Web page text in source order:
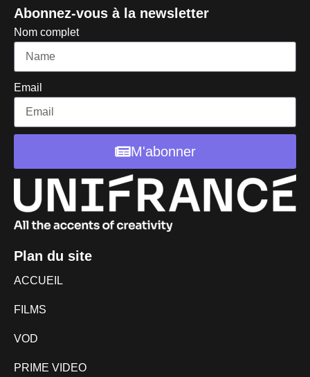
Abonnez-vous à la newsletter
Nom complet
Email
M'abonner
Plan du site
ACCUEIL
FILMS
VOD
PRIME VIDEO